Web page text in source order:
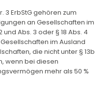
3 ErbStG gehören zum
an Gesellschaften im
und Abs. 3 oder § 18 Abs. 4
im Ausland
die nicht unter § 13b
wenn bei diesen
mehr als 50 %